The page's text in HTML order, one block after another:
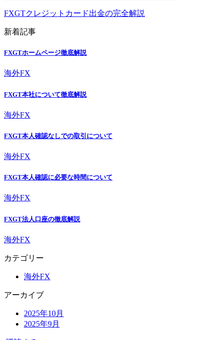
FXGTクレジットカード出金の完全解説
新着記事
FXGTホームページ徹底解説
海外FX
FXGT本社について徹底解説
海外FX
FXGT本人確認なしでの取引について
海外FX
FXGT本人確認に必要な時間について
海外FX
FXGT法人口座の徹底解説
海外FX
カテゴリー
海外FX
アーカイブ
2025年10月
2025年9月